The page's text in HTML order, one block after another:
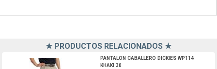
★ PRODUCTOS RELACIONADOS ★
PANTALON CABALLERO DICKIES WP114
KHAKI 30